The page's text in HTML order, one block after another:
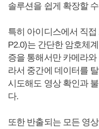
솔루션을 쉽게 확장할
특히 아이디스에서 직
P2.0)는 간단한 암호체
증을 통해서만 카메라
라서 중간에 데이터를
시도해도 영상 확인과
다.
또한 반출되는 모든 영